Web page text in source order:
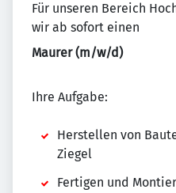
Für unseren Bereich
wir ab sofort einen
Maurer (m/w/d)
Ihre Aufgabe:
Herstellen von
Ziegel
Fertigen und